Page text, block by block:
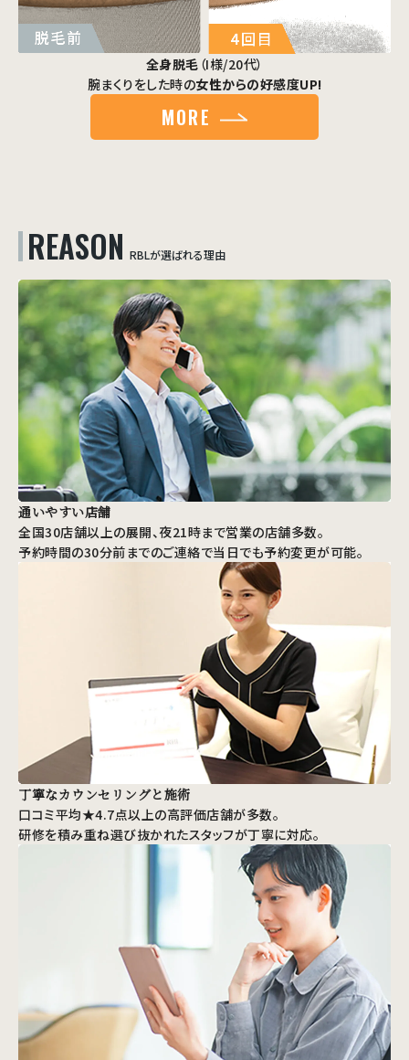
全身脱毛 （I様/20代）
腕まくりをした時の女性からの好感度UP!
MORE
REASON RBLが選ばれる理由
通いやすい店舗
全国30店舗以上の展開、夜21時まで営業の店舗多数。
予約時間の30分前までのご連絡で当日でも予約変更が可能。
丁寧なカウンセリングと施術
口コミ平均★4.7点以上の高評価店舗が多数。
研修を積み重ね選び抜かれたスタッフが丁寧に対応。